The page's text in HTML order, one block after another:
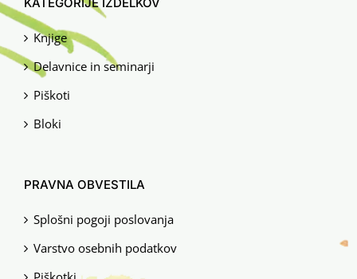
Knjige
Delavnice in seminarji
Piškoti
Bloki
PRAVNA OBVESTILA
Splošni pogoji poslovanja
Varstvo osebnih podatkov